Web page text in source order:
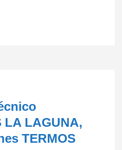
LA LAGUNA,
TERMOS